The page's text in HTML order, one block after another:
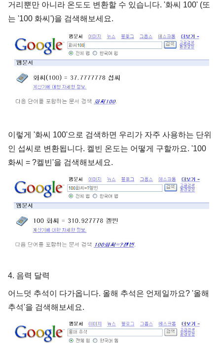
거리뿐만 아니라 온도도 변환할 수 있습니다. '화씨 100' (또
는 '100 화씨')을 검색해보세요.
이렇게 '화씨 100'으로 검색하면 우리가 자주 사용하는 단위
인 섭씨로 변환됩니다. 켈빈 온도는 어떻게 구할까요. '100
화씨 = ?켈빈'을 검색해보세요.
4. 음력 달력
어느덧 추석이 다가옵니다. 올해 추석은 언제일까요? '올해
추석'을 검색해보세요.